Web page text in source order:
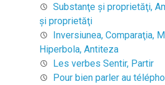
Substanţe şi proprietăţi,
şi proprietăţi
Inversiunea, Comparaţia,
Hiperbola, Antiteza
Les verbes Sentir, Partir
Pour bien parler au